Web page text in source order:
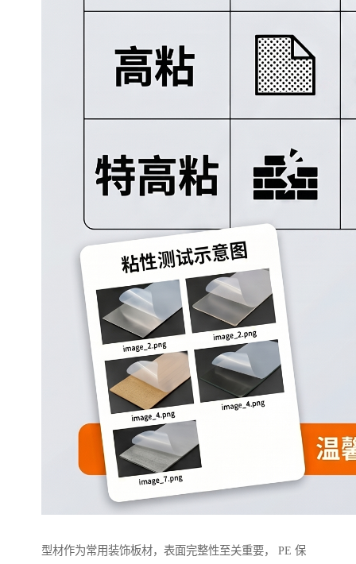
型材作为常用装饰板材，表面完整性至关重要， PE 保